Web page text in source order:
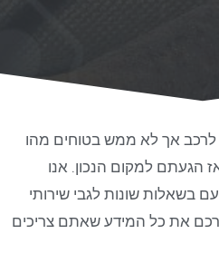
לרכב אך לא ממש בטוחים מהו
הגעתם למקום הנכון. אנו
בשאלות שונות לגבי שירותי
את כל המידע שאתם צריכים